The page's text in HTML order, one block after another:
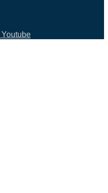
Youtube